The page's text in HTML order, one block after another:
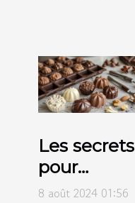
Les secrets
pour
réussir le
8 août 2024 01:56